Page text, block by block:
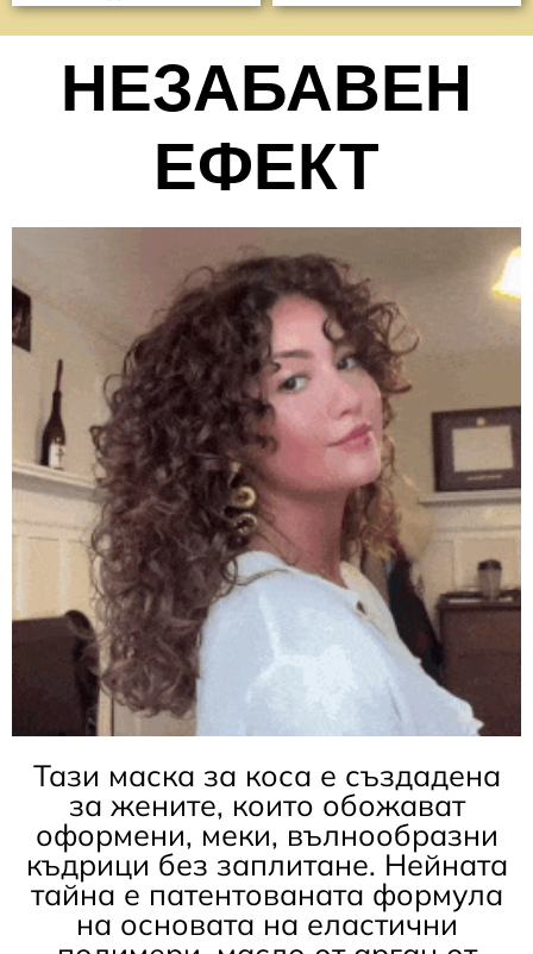
НЕЗАБАВЕН
ЕФЕКТ
Тази маска за коса е създадена
за жените, които обожават
оформени, меки, вълнообразни
къдрици без заплитане. Нейната
тайна е патентованата формула
на основата на еластични